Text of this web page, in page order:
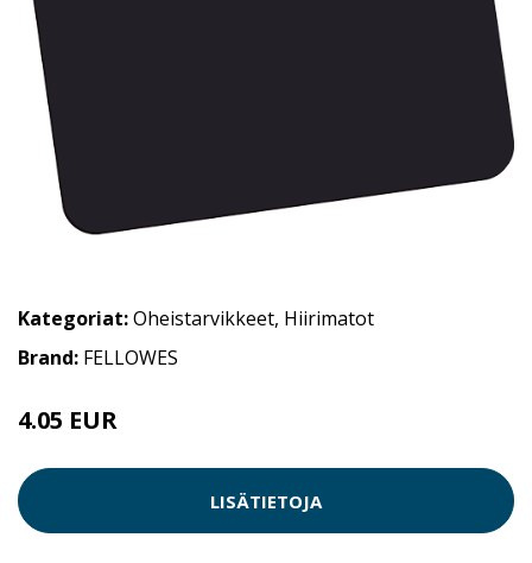
Kategoriat:Oheistarvikkeet, Hiirimatot
Brand: FELLOWES
4.05 EUR
LISÄTIETOJA